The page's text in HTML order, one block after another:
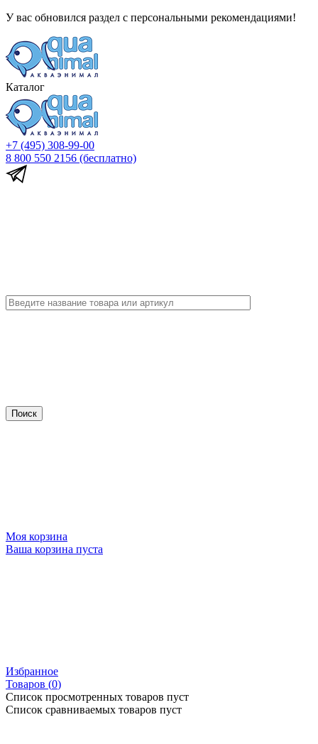
У вас обновился раздел с персональными рекомендациями!
Каталог
+7 (495) 308-99-00
8 800 550 2156 (бесплатно)
Моя корзина
Ваша корзина пуста
Избранное
Товаров (0)
Список просмотренных товаров пуст
Список сравниваемых товаров пуст